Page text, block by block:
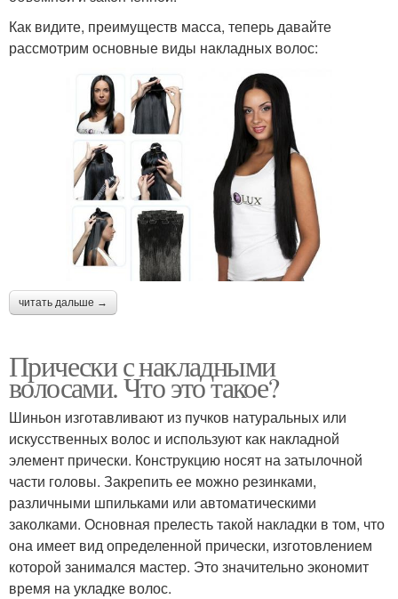
Как видите, преимуществ масса, теперь давайте
рассмотрим основные виды накладных волос:
читать дальше →
Прически с накладными
волосами. Что это такое?
Шиньон изготавливают из пучков натуральных или
искусственных волос и используют как накладной
элемент прически. Конструкцию носят на затылочной
части головы. Закрепить ее можно резинками,
различными шпильками или автоматическими
заколками. Основная прелесть такой накладки в том, что
она имеет вид определенной прически, изготовлением
которой занимался мастер. Это значительно экономит
время на укладке волос.